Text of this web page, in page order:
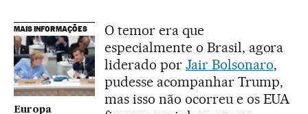
MAIS INFORMAÇÕES
Europa
O temor era que
especialmente o Brasil, agora
liderado por Jair Bolsonaro,
pudesse acompanhar Trump,
mas isso não ocorreu e os EUA